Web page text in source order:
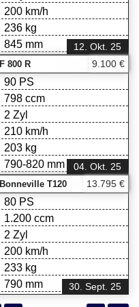
12. Okt. 25
200 km/h
236 kg
845 mm
F 800 R
04. Okt. 25
9.100 €
90 PS
798 ccm
2 Zyl
210 km/h
203 kg
790-820 mm
Bonneville T120
30. Sept. 25
13.795 €
80 PS
1.200 ccm
2 Zyl
200 km/h
233 kg
790 mm